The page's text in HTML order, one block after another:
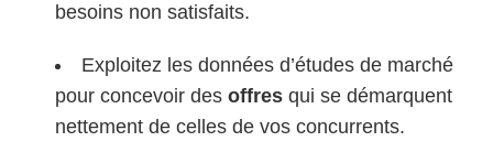
besoins non satisfaits.
Exploitez les données d’études de marché
pour concevoir des offres qui se démarquent
nettement de celles de vos concurrents.